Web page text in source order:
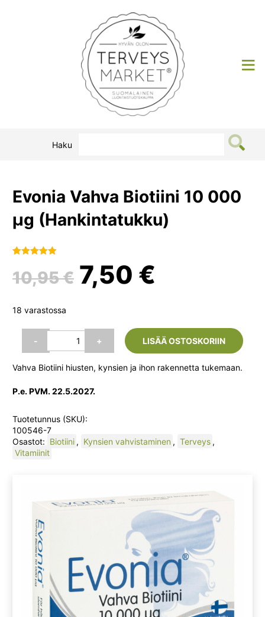
Terveysmarket
Haku
Evonia Vahva Biotiini 10 000
µg (Hankintatukku)
5:stä
perustuen
arvotukseen.
10,95€ Alkuperäinen
oli:
10,95 €.
7,50 €
on:
7,50 €.
18 varastossa
-
Evonia Vahva
000
(Hankintatukku)
+ LISÄÄ OSTOSKORIIN
Vahva Biotiini hiusten, kynsien ja ihon rakennetta tukemaan.
P.e. PVM. 22.5.2027.
Tuotetunnus (SKU):
100546-7
Osastot: Biotiini , Kynsien vahvistaminen , Terveys ,
Vitamiinit